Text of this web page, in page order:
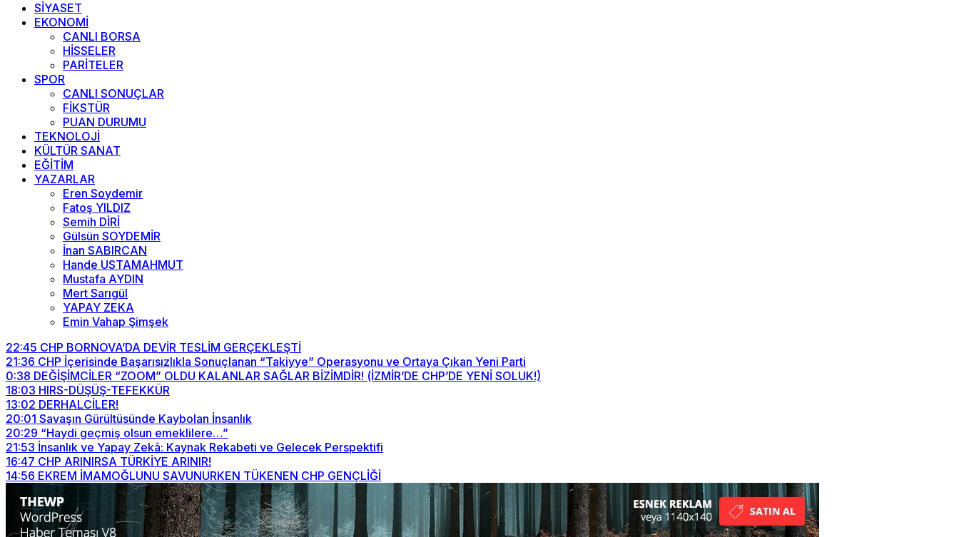
SİYASET
EKONOMİ
CANLI BORSA
HİSSELER
PARİTELER
SPOR
CANLI SONUÇLAR
FİKSTÜR
PUAN DURUMU
TEKNOLOJİ
KÜLTÜR SANAT
EĞİTİM
YAZARLAR
Eren Soydemir
Fatoş YILDIZ
Semih DİRİ
Gülsün SOYDEMİR
İnan SABIRCAN
Hande USTAMAHMUT
Mustafa AYDIN
Mert Sarıgül
YAPAY ZEKA
Emin Vahap Şimşek
22:45 CHP BORNOVA’DA DEVİR TESLİM GERÇEKLEŞTİ
21:36 CHP İçerisinde Başarısızlıkla Sonuçlanan “Takiyye” Operasyonu ve Ortaya Çıkan Yeni Parti
0:38 DEĞİŞİMCİLER “ZOOM” OLDU KALANLAR SAĞLAR BİZİMDİR! (İZMİR’DE CHP’DE YENİ SOLUK!)
18:03 HIRS-DÜŞÜŞ-TEFEKKÜR
13:02 DERHALCİLER!
20:01 Savaşın Gürültüsünde Kaybolan İnsanlık
20:29 “Haydi geçmiş olsun emeklilere…”
21:53 İnsanlık ve Yapay Zekâ: Kaynak Rekabeti ve Gelecek Perspektifi
16:47 CHP ARINIRSA TÜRKİYE ARINIR!
14:56 EKREM İMAMOĞLUNU SAVUNURKEN TÜKENEN CHP GENÇLİĞİ